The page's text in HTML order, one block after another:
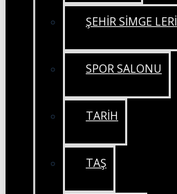
ŞEHİR SİMGE LERİ
SPOR SALONU
TARİH
TAŞ